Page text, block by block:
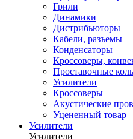
Грили
Динамики
Дистрибьюторы
Кабели, разъемы
Конденсаторы
Кроссоверы,
Проставочные
Усилители
Кроссоверы
Акустические
Уцененный товар
Усилители
Усилители